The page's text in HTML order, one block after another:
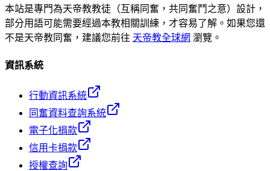
本站是專門為天帝教教徒（互稱同奮，共同奮鬥之意）設計，
部分用語可能需要經過本教相關訓練，才容易了解。如果您還
不是天帝教同奮，建議您前往 天帝教全球網 瀏覽。
資訊系統
行動資訊系統
同奮資料查詢系統
電子化捐款
信用卡捐款
授權查詢